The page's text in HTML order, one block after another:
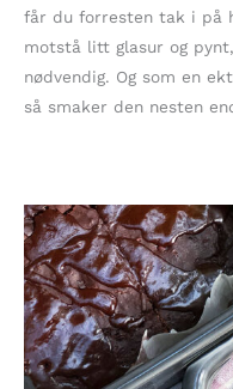
får du forresten tak i på
motstå litt glasur og
nødvendig. Og som en
så smaker den nesten